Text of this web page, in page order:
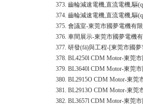
373. 齒輪減速電機,直流電機,驅
374. 齒輪減速電機,直流電機,驅
375. 會議室-東莞市國夢電機有
376. 車間展示-東莞市國夢電機
377. 研發(fā)與工程-[東莞市國
378. BL4250l CDM Motor-東莞
379. BL3640l CDM Motor-東莞
380. BL2915O CDM Motor-東莞
381. BL2913O CDM Motor-東莞
382. BL3657l CDM Motor-東莞